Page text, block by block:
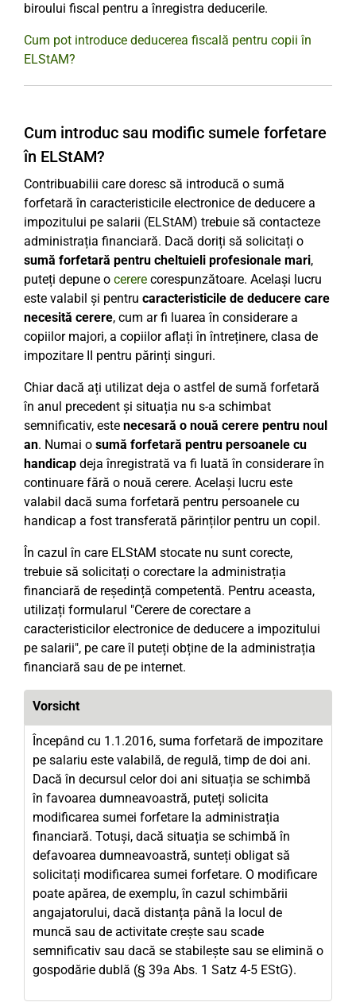
biroului fiscal pentru a înregistra deducerile.
Cum pot introduce deducerea fiscală pentru copii în
ELStAM?
Cum introduc sau modific sumele forfetare
în ELStAM?
Contribuabilii care doresc să introducă o sumă
forfetară în caracteristicile electronice de deducere a
impozitului pe salarii (ELStAM) trebuie să contacteze
administrația financiară. Dacă doriți să solicitați o
sumă forfetară pentru cheltuieli profesionale mari,
puteți depune o cerere corespunzătoare. Același lucru
este valabil și pentru caracteristicile de deducere care
necesită cerere, cum ar fi luarea în considerare a
copiilor majori, a copiilor aflați în întreținere, clasa de
impozitare II pentru părinți singuri.
Chiar dacă ați utilizat deja o astfel de sumă forfetară
în anul precedent și situația nu s-a schimbat
semnificativ, este necesară o nouă cerere pentru noul
an. Numai o sumă forfetară pentru persoanele cu
handicap deja înregistrată va fi luată în considerare în
continuare fără o nouă cerere. Același lucru este
valabil dacă suma forfetară pentru persoanele cu
handicap a fost transferată părinților pentru un copil.
În cazul în care ELStAM stocate nu sunt corecte,
trebuie să solicitați o corectare la administrația
financiară de reședință competentă. Pentru aceasta,
utilizați formularul "Cerere de corectare a
caracteristicilor electronice de deducere a impozitului
pe salarii", pe care îl puteți obține de la administrația
financiară sau de pe internet.
Vorsicht
Începând cu 1.1.2016, suma forfetară de impozitare
pe salariu este valabilă, de regulă, timp de doi ani.
Dacă în decursul celor doi ani situația se schimbă
în favoarea dumneavoastră, puteți solicita
modificarea sumei forfetare la administrația
financiară. Totuși, dacă situația se schimbă în
defavoarea dumneavoastră, sunteți obligat să
solicitați modificarea sumei forfetare. O modificare
poate apărea, de exemplu, în cazul schimbării
angajatorului, dacă distanța până la locul de
muncă sau de activitate crește sau scade
semnificativ sau dacă se stabilește sau se elimină o
gospodărie dublă (§ 39a Abs. 1 Satz 4-5 EStG).